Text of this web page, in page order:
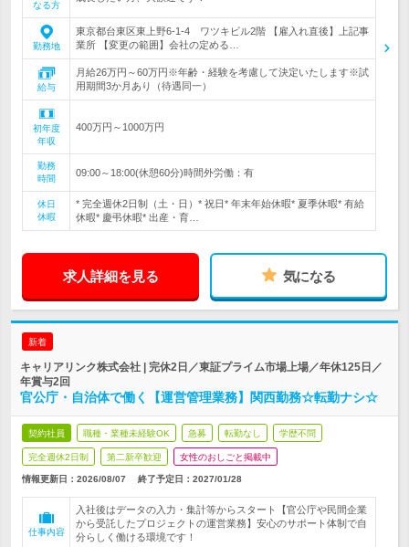
なる方
勤務地
東京都台東区東上野6‐1‐4 ワツキビル2階 【雇入れ直後】上記事
業所 【変更の範囲】会社の定める…
給与
月給26万円～60万円※年齢・経験を考慮して決定いたします※試
用期間3か月あり（待遇同一）
初年度
年収
400万円～1000万円
勤務
時間
09:00～18:00(休憩60分)時間外労働：有
休日
休暇
* 完全週休2日制（土・日）* 祝日* 年末年始休暇* 夏季休暇* 有給
休暇* 慶弔休暇* 出産・育…
求人詳細を見る 気になる
新着
キャリアリンク株式会社 | 完休2日／東証プライム市場上場／年休125日／
年賞与2回
官公庁・自治体で働く【運営管理業務】関西勤務☆転勤ナシ☆
契約社員 職種・業種未経験OK 急募 転勤なし 学歴不問
完全週休2日制 第二新卒歓迎 女性のおしごと掲載中
情報更新日：2026/08/07 終了予定日： 2027/01/28
仕事内容
入社後はデータの入力・集計等からスタート【官公庁や民間企業
から受託したプロジェクトの運営業務】安心のサポート体制で自
分らしく働ける環境です！